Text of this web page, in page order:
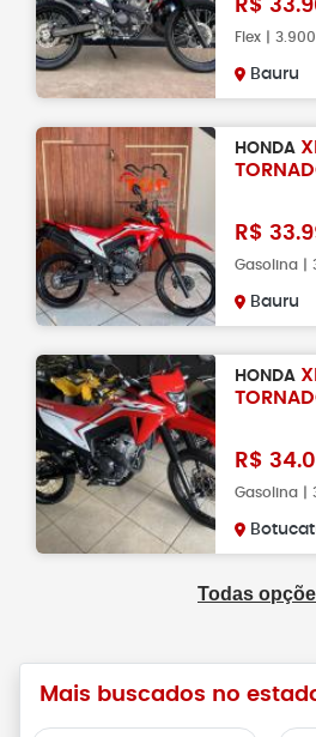
R$
Flex |
Bauru
HONDA
R$
Gasolina |
Bauru
HONDA
R$
Gasolina |
Todas
Mais buscados no